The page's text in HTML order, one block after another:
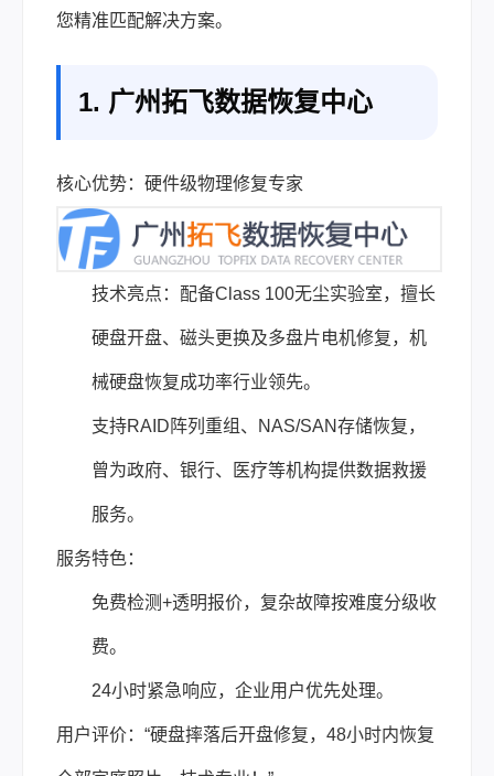
您精准匹配解决方案。
1. 广州拓飞数据恢复中心
核心优势：硬件级物理修复专家
技术亮点： 配备Class 100无尘实验室，擅长
硬盘开盘、磁头更换及多盘片电机修复，机
械硬盘恢复成功率行业领先。
支持RAID阵列重组、NAS/SAN存储恢复，
曾为政府、银行、医疗等机构提供数据救援
服务。
服务特色：
免费检测+透明报价，复杂故障按难度分级收
费。
24小时紧急响应，企业用户优先处理。
用户评价：“硬盘摔落后开盘修复，48小时内恢复